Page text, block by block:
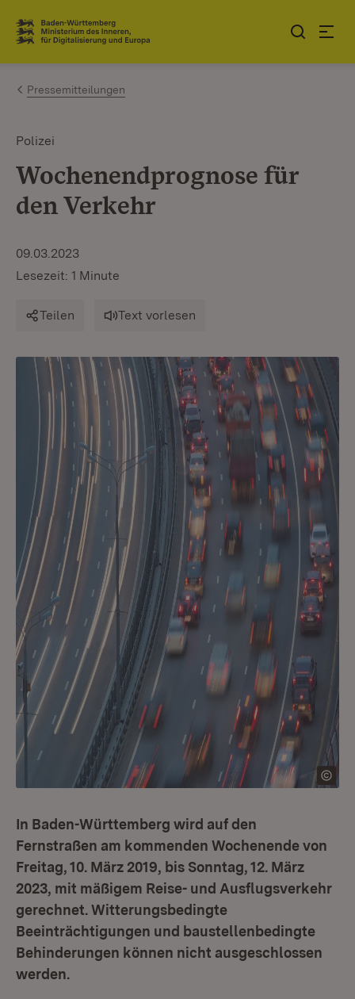
Zum Inhalt springen
Link zur Startseite
Pressemitteilungen
Polizei
Wochenendprognose für
den Verkehr
09.03.2023
Lesezeit: 1 Minute
Teilen Text vorlesen
In Baden-Württemberg wird auf den
Fernstraßen am kommenden Wochenende von
Freitag, 10. März 2019, bis Sonntag, 12. März
2023, mit mäßigem Reise- und Ausflugsverkehr
gerechnet. Witterungsbedingte
Beeinträchtigungen und baustellenbedingte
Behinderungen können nicht ausgeschlossen
werden.